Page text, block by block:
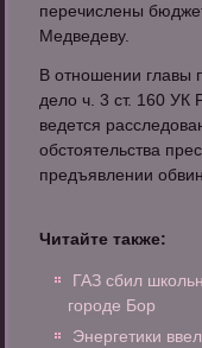
перечислены
Медведеву.
В отношении главы
дело ч. 3 ст. 160 УК
ведется
обстоятельства
предъявлении
Читайте также:
ГАЗ сбил
городе Бор
Энергетики